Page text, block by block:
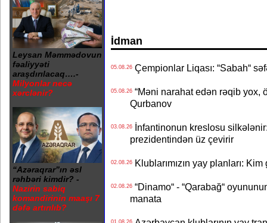
Leysan Məmmədovun
fəaliyyəti
araşdırılacaq….-
Milyonlar necə
xərclənir?
“Azəraqrar”ın əsl
rəhbəri kimdir? -
Nazirin sabiq
komandirinin maaşı 7
dəfə artırılıb?
İdman
05.08.26Çempionlar Liqası: “Sabah“
05.08.26“Məni narahat edən rəqib yox,
Qurbanov
03.08.26İnfantinonun kreslosu
prezidentindən üz çevirir
02.08.26Klublarımızın yay planları:
02.08.26“Dinamo“ - “Qarabağ“
manata
01.08.26